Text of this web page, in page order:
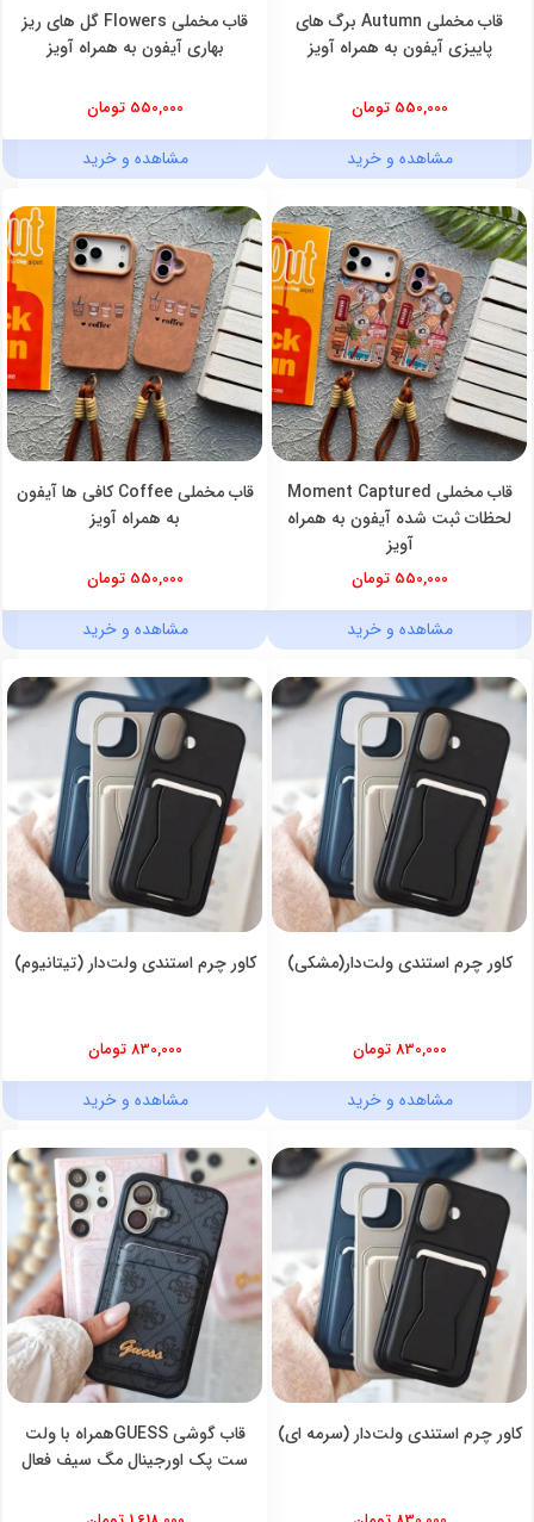
قاب مخملی Autumn برگ های
پاییزی آیفون به همراه آویز
550,000 تومان
مشاهده و خرید
قاب مخملی Flowers گل های ریز
بهاری آیفون به همراه آویز
550,000 تومان
مشاهده و خرید
قاب مخملی Moment Captured
لحظات ثبت شده آیفون به همراه
آویز
550,000 تومان
مشاهده و خرید
قاب مخملی Coffee کافی ها آیفون
به همراه آویز
550,000 تومان
مشاهده و خرید
کاور چرم استندی ولت‌دار(مشکی)
830,000 تومان
مشاهده و خرید
کاور چرم استندی ولت‌دار (تیتانیوم)
830,000 تومان
مشاهده و خرید
کاور چرم استندی ولت‌دار (سرمه ای)
قاب گوشی GUESSهمراه با ولت
ست پک اورجینال مگ سیف فعال